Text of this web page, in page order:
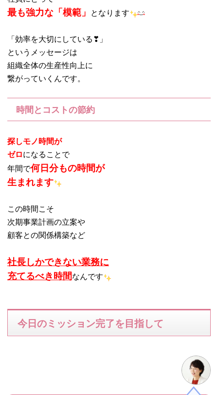
最も強力な「模範」 となります
「効率を大切にしている❣」
というメッセージは
組織全体の生産性向上に
繋がっていくんです。
時間とコストの節約
探しモノ時間が
ゼロになることで
年間で何日分もの時間が
生まれます
この時間こそ
次期事業計画の立案や
顧客との関係構築など
社長しかできない業務に
充てるべき時間なんです
今日のミッション完了を目指して